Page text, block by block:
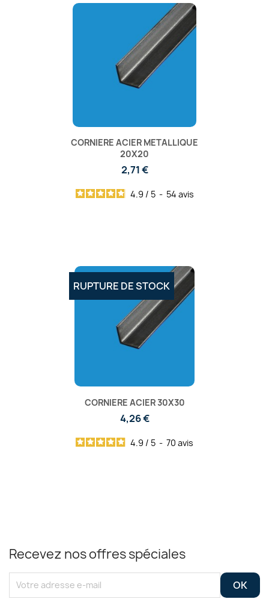
CORNIERE ACIER METALLIQUE
20X20
2,71 €
4.9 / 5 - 54 avis
CORNIERE ACIER 30X30
4,26 €
4.9 / 5 - 70 avis
RUPTURE DE STOCK
Recevez nos offres spéciales